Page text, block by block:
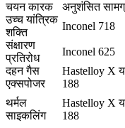
चयन कारक अनुशंसित
उच्च यांत्रिक
शक्ति
Inconel 718
संक्षारण
प्रतिरोध
Inconel 625
दहन गैस
एक्सपोजर
Hastelloy X
188
थर्मल
साइकलिंग
Hastelloy X
188